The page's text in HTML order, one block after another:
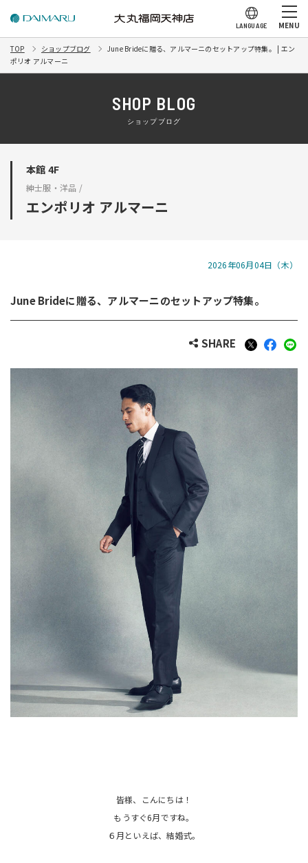
LANGUAGE MENU
TOP ショップブログ
June Brideに贈る、アルマーニのセットアップ特集。 | エン
ポリオ アルマーニ
SHOP BLOG
ショップブログ
本館 4F
紳士服・洋品 /
エンポリオ アルマーニ
2026年06月04日（木）
June Brideに贈る、アルマーニのセットアップ特集。
SHARE
皆様、こんにちは！
もうすぐ6月ですね。
６月といえば、結婚式。